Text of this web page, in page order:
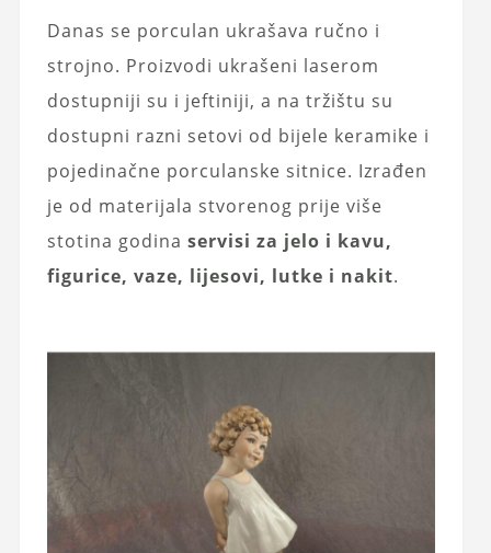
Danas se porculan ukrašava ručno i
strojno. Proizvodi ukrašeni laserom
dostupniji su i jeftiniji, a na tržištu su
dostupni razni setovi od bijele keramike i
pojedinačne porculanske sitnice. Izrađen
je od materijala stvorenog prije više
stotina godina servisi za jelo i kavu,
figurice, vaze, lijesovi, lutke i nakit.